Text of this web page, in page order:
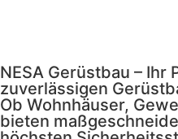
NESA Gerüstbau – Ihr
zuverlässigen
Ob Wohnhäuser,
bieten